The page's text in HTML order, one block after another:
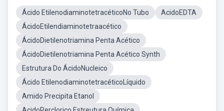
Ácido EtilenodiaminotetracéticoNo Tubo
AcidoEDTA
ÁcidoEtilendiaminotetraacético
ÁcidoDietilenotriamina Penta Acético
ÁcidoDietilenotriamina Penta Acético Synth
Estrutura Do ÁcidoNucleico
Ácido EtilenodiaminotetracéticoLíquido
Amido Precipita Etanol